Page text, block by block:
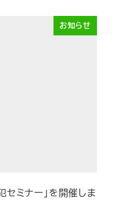
お知らせ
セミナー」を開催しま